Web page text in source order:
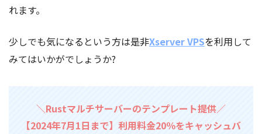
れます。
少しでも気になるという方は是非Xserver VPSを利用して
みてはいかがでしょうか?
＼Rustマルチサーバーのテンプレート提供／
【2024年7月1日まで】利用料金20％をキャッシュバ